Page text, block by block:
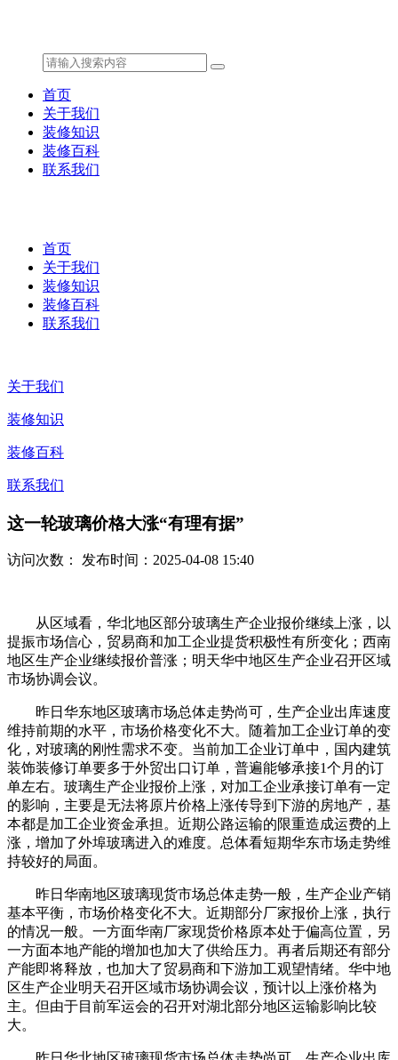
首页
关于我们
装修知识
装修百科
联系我们
首页
关于我们
装修知识
装修百科
联系我们
关于我们
装修知识
装修百科
联系我们
这一轮玻璃价格大涨“有理有据”
访问次数： 发布时间：2025-04-08 15:40
从区域看，华北地区部分玻璃生产企业报价继续上涨，以
提振市场信心，贸易商和加工企业提货积极性有所变化；西南
地区生产企业继续报价普涨；明天华中地区生产企业召开区域
市场协调会议。
昨日华东地区玻璃市场总体走势尚可，生产企业出库速度
维持前期的水平，市场价格变化不大。随着加工企业订单的变
化，对玻璃的刚性需求不变。当前加工企业订单中，国内建筑
装饰装修订单要多于外贸出口订单，普遍能够承接1个月的订
单左右。玻璃生产企业报价上涨，对加工企业承接订单有一定
的影响，主要是无法将原片价格上涨传导到下游的房地产，基
本都是加工企业资金承担。近期公路运输的限重造成运费的上
涨，增加了外埠玻璃进入的难度。总体看短期华东市场走势维
持较好的局面。
昨日华南地区玻璃现货市场总体走势一般，生产企业产销
基本平衡，市场价格变化不大。近期部分厂家报价上涨，执行
的情况一般。一方面华南厂家现货价格原本处于偏高位置，另
一方面本地产能的增加也加大了供给压力。再者后期还有部分
产能即将释放，也加大了贸易商和下游加工观望情绪。华中地
区生产企业明天召开区域市场协调会议，预计以上涨价格为
主。但由于目前军运会的召开对湖北部分地区运输影响比较
大。